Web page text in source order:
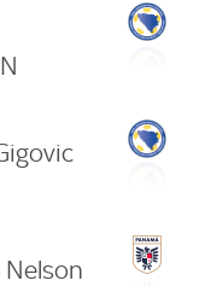
Nelson